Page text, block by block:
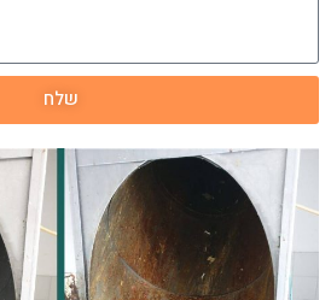
שלח